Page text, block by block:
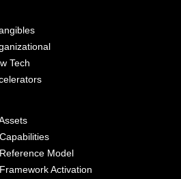
Tech
Model
Activation